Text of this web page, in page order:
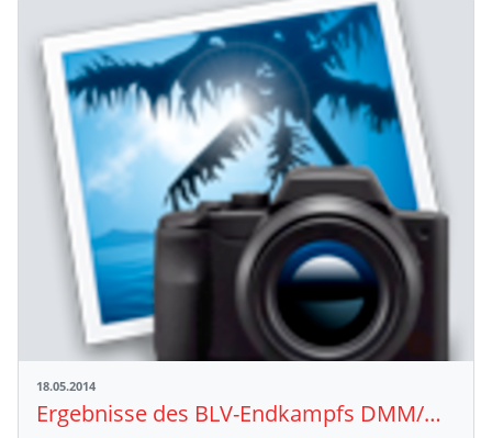
18.05.2014
Ergebnisse des BLV-Endkampfs DMM/DAMM/DJMM am 17. Mai in Mannheim